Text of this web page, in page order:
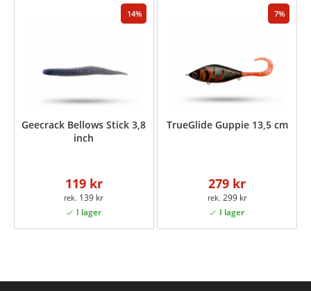
14
Geecrack Bellows Stick 3,8
inch
119 kr
139 kr
7
TrueGlide Guppie 13,5 cm
279 kr
299 kr